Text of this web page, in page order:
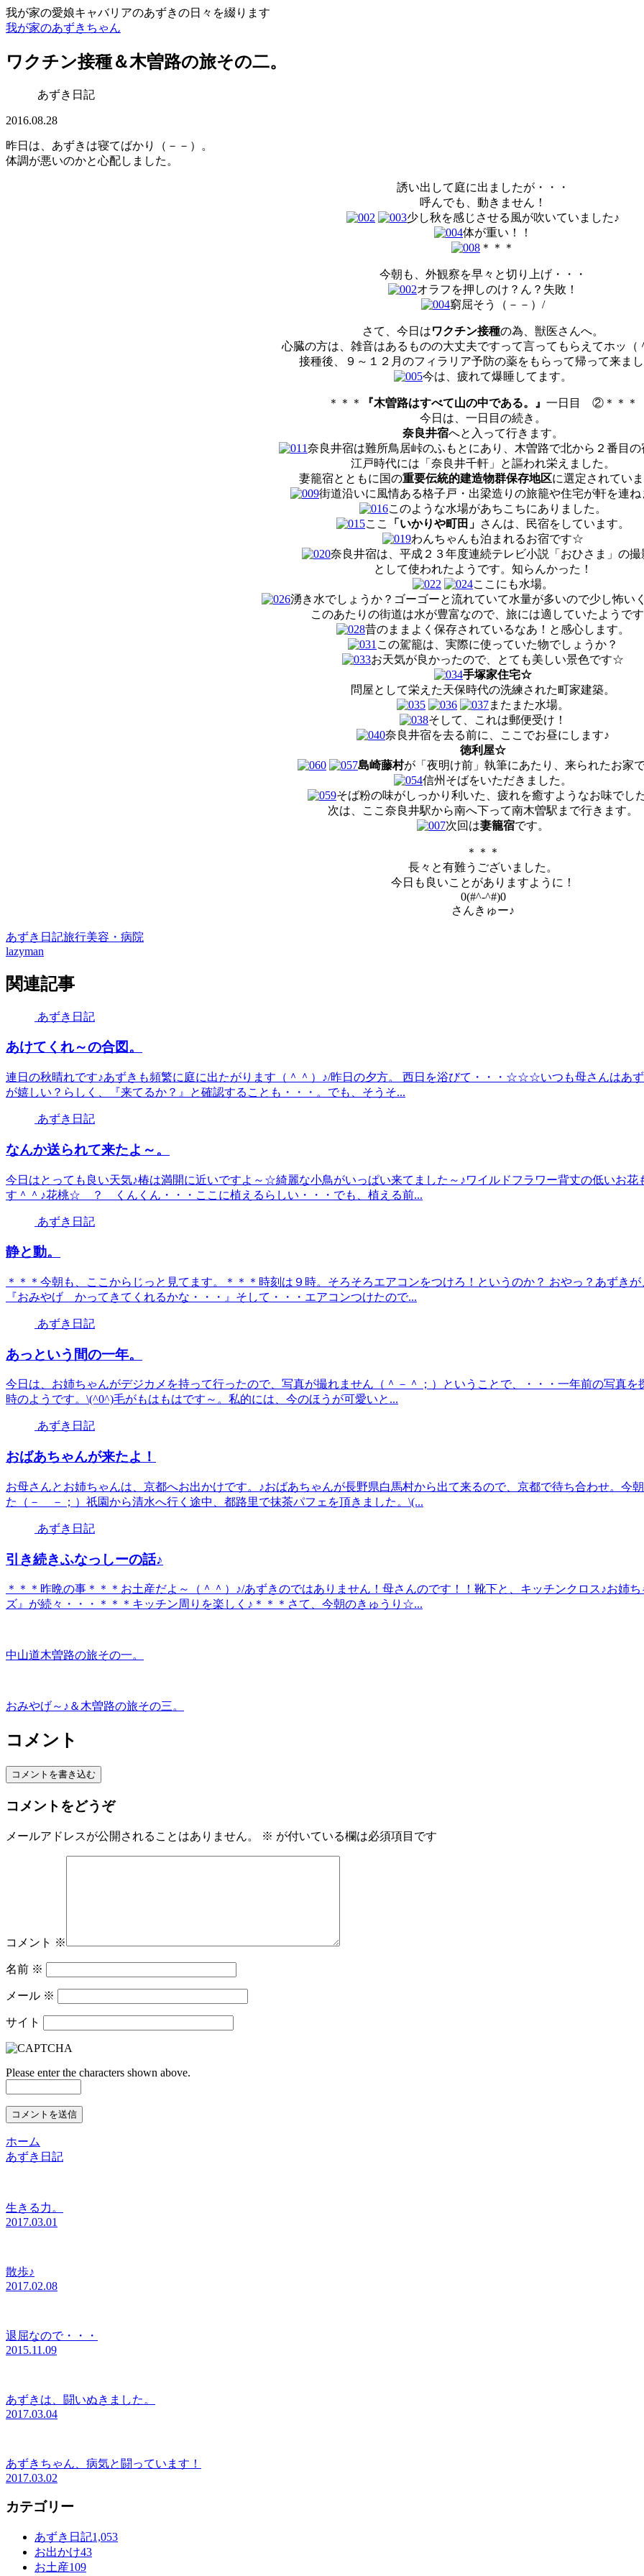
我が家の愛娘キャバリアのあずきの日々を綴ります
我が家のあずきちゃん
ワクチン接種＆木曽路の旅その二。
あずき日記
2016.08.28
昨日は、あずきは寝てばかり（－－）。
体調が悪いのかと心配しました。
誘い出して庭に出ましたが・・・
呼んでも、動きません！
少し秋を感じさせる風が吹いていました♪
体が重い！！
＊＊＊
今朝も、外観察を早々と切り上げ・・・
オラフを押しのけ？ん？失敗！
窮屈そう（－－）/
さて、今日はワクチン接種の為、獣医さんへ。
心臓の方は、雑音はあるものの大丈夫ですって言ってもらえてホッ（
接種後、９～１２月のフィラリア予防の薬をもらって帰って来まし
今は、疲れて爆睡してます。
＊＊＊ 『木曽路はすべて山の中である。』 一日目 ②＊＊＊
今日は、一日目の続き。
奈良井宿へと入って行きます。
奈良井宿は難所鳥居峠のふもとにあり、木曽路で北から２番目の
江戸時代には「奈良井千軒」と謳われ栄えました。
妻籠宿とともに国の重要伝統的建造物群保存地区に選定されていま
街道沿いに風情ある格子戸・出梁造りの旅籠や住宅が軒を連ね
このような水場があちこちにありました。
ここ
「いかりや町田」 さんは、民宿をしています。
わんちゃんも泊まれるお宿です☆
奈良井宿は、平成２３年度連続テレビ小説「おひさま」の撮
として使われたようです。知らんかった！
ここにも水場。
湧き水でしょうか？ゴーゴーと流れていて水量が多いので少し怖い
このあたりの街道は水が豊富なので、旅には適していたようです
昔のままよく保存されているなあ！と感心します。
この駕籠は、実際に使っていた物でしょうか？
お天気が良かったので、とても美しい景色です☆
手塚家住宅☆
問屋として栄えた天保時代の洗練された町家建築。
またまた水場。
そして、これは郵便受け！
奈良井宿を去る前に、ここでお昼にします♪
徳利屋☆
島崎藤村が「夜明け前」執筆にあたり、来られたお家で
信州そばをいただきました。
そば粉の味がしっかり利いた、疲れを癒すようなお味でし
次は、ここ奈良井駅から南へ下って南木曽駅まで行きます。
次回は妻籠宿です。
＊＊＊
長々と有難うございました。
今日も良いことがありますように！
0(#^-^#)0
さんきゅー♪
あずき日記旅行美容・病院
lazyman
関連記事
あずき日記
あけてくれ～の合図。
連日の秋晴れです♪あずきも頻繁に庭に出たがります（＾＾）♪/昨日の夕方。 西日を浴びて・・・☆☆☆いつも母さんはあ
が嬉しい？らしく、『来てるか？』と確認することも・・・。でも、そうそ...
あずき日記
なんか送られて来たよ～。
今日はとっても良い天気♪椿は満開に近いですよ～☆綺麗な小鳥がいっぱい来てました～♪ワイルドフラワー背丈の低いお
す＾＾♪花桃☆ ？ くんくん・・・ここに植えるらしい・・・でも、植える前...
あずき日記
静と動。
＊＊＊今朝も、ここからじっと見てます。＊＊＊時刻は９時。そろそろエアコンをつけろ！というのか？ おやっ？あずき
『おみやげ かってきてくれるかな・・・』そして・・・エアコンつけたので...
あずき日記
あっという間の一年。
今日は、お姉ちゃんがデジカメを持って行ったので、写真が撮れません（＾－＾；）ということで、・・・一年前の写真
時のようです。\(^0^)毛がもはもはです～。私的には、今のほうが可愛いと...
あずき日記
おばあちゃんが来たよ！
お母さんとお姉ちゃんは、京都へお出かけです。♪おばあちゃんが長野県白馬村から出て来るので、京都で待ち合わせ。
た（－ －；）祇園から清水へ行く途中、都路里で抹茶パフェを頂きました。\(...
あずき日記
引き続きふなっしーの話♪
＊＊＊昨晩の事＊＊＊お土産だよ～（＾＾）♪/あずきのではありません！母さんのです！！靴下と、キッチンクロス♪お姉
ズ』が続々・・・＊＊＊キッチン周りを楽しく♪＊＊＊さて、今朝のきゅうり☆...
中山道木曽路の旅その一。
おみやげ～♪＆木曽路の旅その三。
コメント
コメントを書き込む
コメントをどうぞ
メールアドレスが公開されることはありません。 ※ が付いている欄は必須項目です
コメント ※
名前 ※
メール ※
サイト
Please enter the characters shown above.
ホーム
あずき日記
生きる力。
2017.03.01
散歩♪
2017.02.08
退屈なので・・・
2015.11.09
あずきは、闘いぬきました。
2017.03.04
あずきちゃん、病気と闘っています！
2017.03.02
カテゴリー
あずき日記1,053
お出かけ43
お土産109